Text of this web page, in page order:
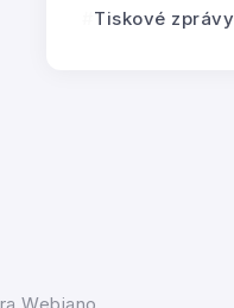
Tiskové zprávy